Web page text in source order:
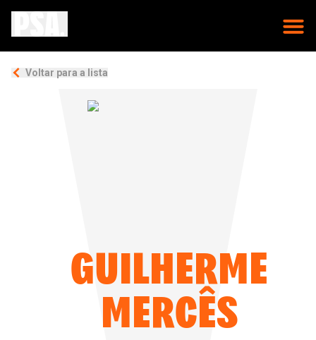
Voltar para a lista
GUILHERME
MERCÊS